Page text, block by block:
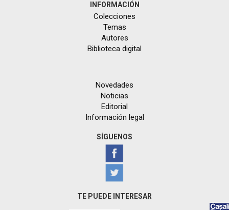
INFORMACIÓN
Colecciones
Temas
Autores
Biblioteca digital
Novedades
Noticias
Editorial
Información legal
SÍGUENOS
TE PUEDE INTERESAR